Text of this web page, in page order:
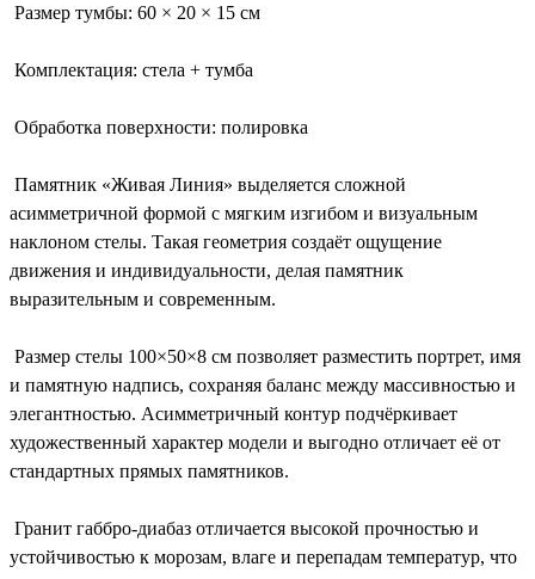
Размер тумбы: 60 × 20 × 15 см
Комплектация: стела + тумба
Обработка поверхности: полировка
Памятник «Живая Линия» выделяется сложной
асимметричной формой с мягким изгибом и визуальным
наклоном стелы. Такая геометрия создаёт ощущение
движения и индивидуальности, делая памятник
выразительным и современным.
Размер стелы 100×50×8 см позволяет разместить портрет, имя
и памятную надпись, сохраняя баланс между массивностью и
элегантностью. Асимметричный контур подчёркивает
художественный характер модели и выгодно отличает её от
стандартных прямых памятников.
Гранит габбро-диабаз отличается высокой прочностью и
устойчивостью к морозам, влаге и перепадам температур, что